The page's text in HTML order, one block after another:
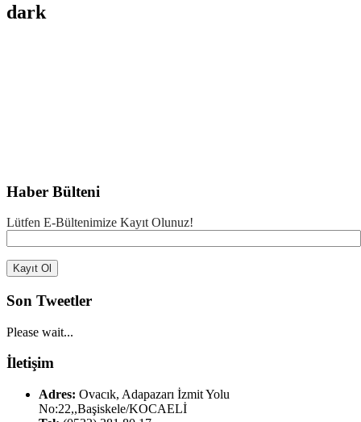
dark
Haber Bülteni
Lütfen E-Bültenimize Kayıt Olunuz!
Son Tweetler
Please wait...
İletişim
Adres: Ovacık, Adapazarı İzmit Yolu
No:22,,Başiskele/KOCAELİ